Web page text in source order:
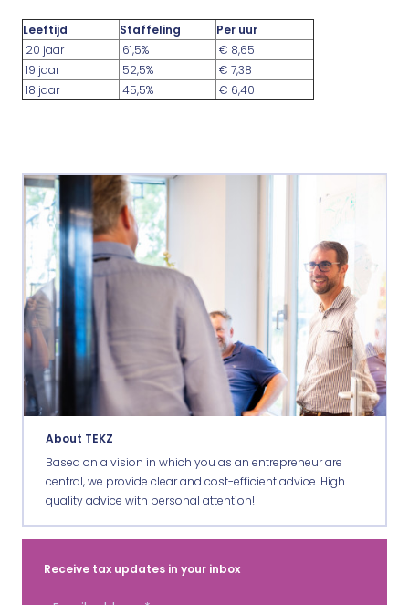
Leeftijd Staffeling
Per uur
20 jaar
61,5%
€ 8,65
19 jaar
52,5%
€ 7,38
18 jaar
45,5% € 6,40
About TEKZ
Based on a vision in which you as an entrepreneur are
central, we provide clear and cost-efficient advice. High
quality advice with personal attention!
Receive tax updates in your inbox